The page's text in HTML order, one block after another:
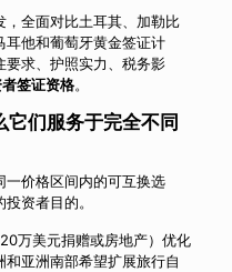
全面对比土耳其、加勒比
耳他和葡萄牙黄金签证计
要求、护照实力、税务影
签证资格。
们服务于完全不同
一价格区间内的可互换选
资者目的。
万美元捐赠或房地产）优化
亚洲南部希望扩展旅行自